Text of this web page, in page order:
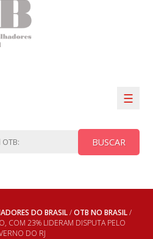
☰
BUSCAR
DO BRASIL/OTB NO BRASIL/
COM 23% LIDERAM DISPUTA PELO
DO RJ